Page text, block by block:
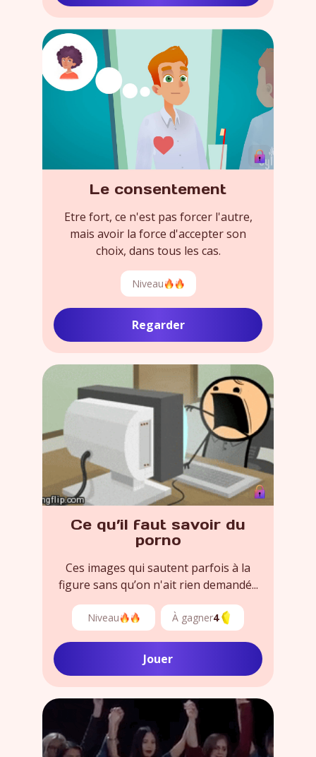
Le consentement
Etre fort, ce n'est pas forcer l'autre,
mais avoir la force d'accepter son
choix, dans tous les cas.
Niveau
Regarder
Ce qu’il faut savoir du
porno
Ces images qui sautent parfois à la
figure sans qu’on n'ait rien demandé...
Niveau À gagner4
Jouer